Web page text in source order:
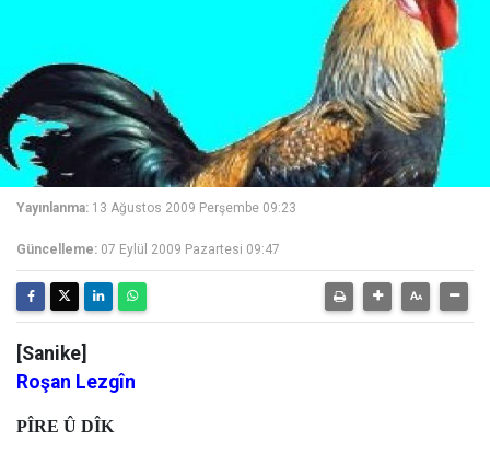
Yayınlanma: 13 Ağustos 2009 Perşembe 09:23
Güncelleme: 07 Eylül 2009 Pazartesi 09:47
[Sanike]
Roşan Lezgîn
PÎRE Û DÎK